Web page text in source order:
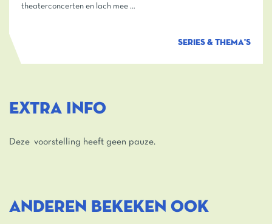
theaterconcerten en lach mee …
SERIES & THEMA'S
EXTRA INFO
Deze voorstelling heeft geen pauze.
ANDEREN BEKEKEN OOK